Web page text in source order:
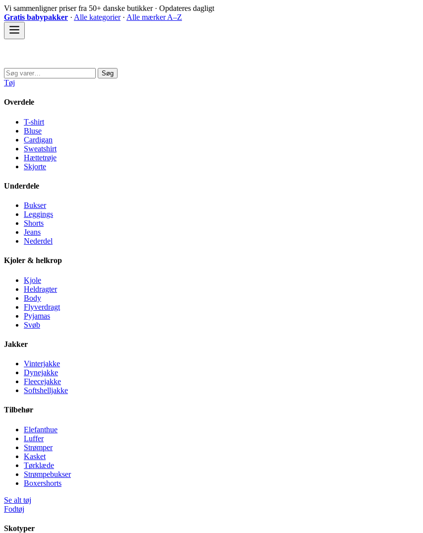
Spring
til
indhold
Vi sammenligner priser fra 50+ danske butikker · Opdateres dagligt
Gratis babypakker · Alle kategorier· Alle mærker A–Z
Søg
efter:
Søg
Tøj
Overdele
T-shirt
Bluse
Cardigan
Sweatshirt
Hættetrøje
Skjorte
Underdele
Bukser
Leggings
Shorts
Jeans
Nederdel
Kjoler & helkrop
Kjole
Heldragter
Body
Flyverdragt
Pyjamas
Svøb
Jakker
Vinterjakke
Dynejakke
Fleecejakke
Softshelljakke
Tilbehør
Elefanthue
Luffer
Strømper
Kasket
Tørklæde
Strømpebukser
Boxershorts
Se alt tøj
Fodtøj
Skotyper